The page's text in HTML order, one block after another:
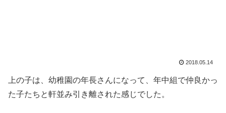
2018.05.14
上の子は、幼稚園の年長さんになって、年中組で仲良かっ
た子たちと軒並み引き離された感じでした。